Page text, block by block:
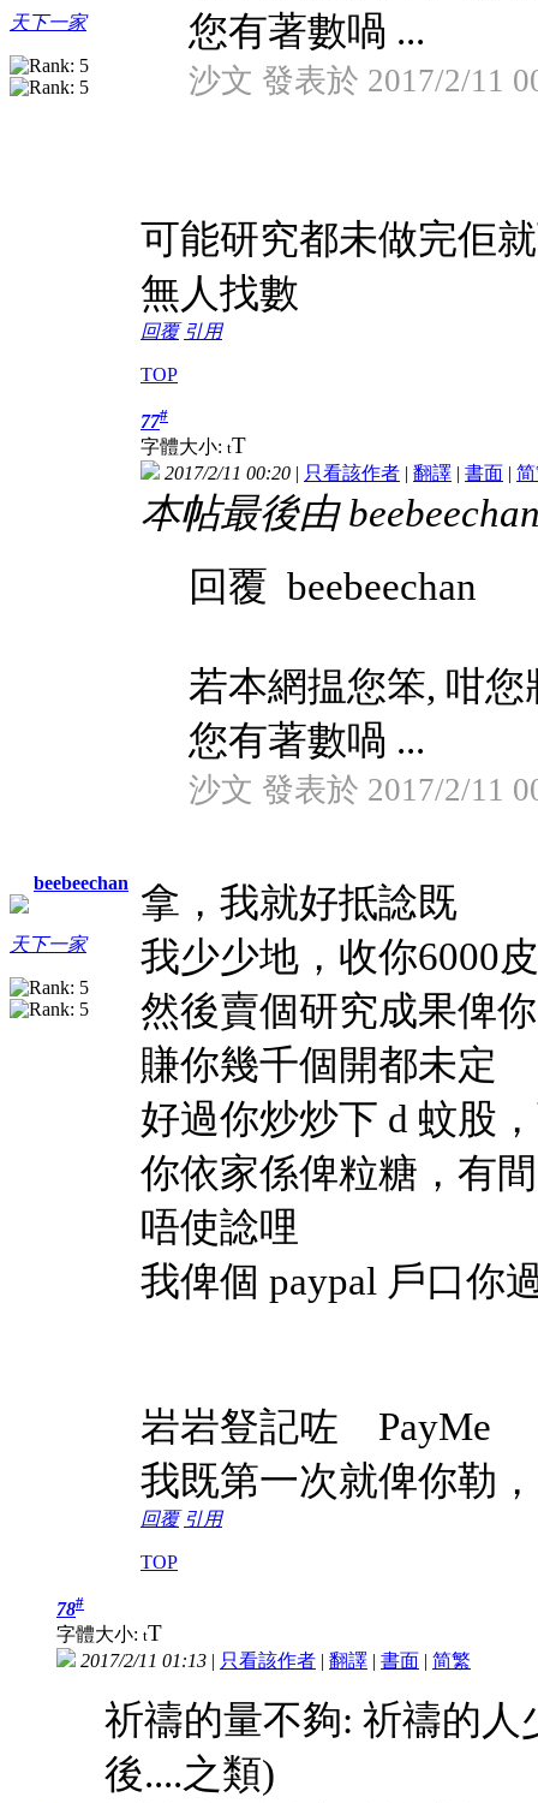
天下一家
您有著數喎 ...
沙文 發表於 2017/2/11
可能研究都未做完佢
無人找數
回覆 引用
TOP
beebeechan
天下一家
77#
字體大小: tT
2017/2/11 00:20 | 只看該作者 | 翻譯 | 書面 | 简
本帖最後由
回覆 beebeechan
若本網揾您笨, 咁您
您有著數喎 ...
沙文 發表於 2017/2/11
拿，我就好抵諗既
我少少地，收你6000皮
然後賣個研究成果俾
賺你幾千個開都未定
好過你炒炒下 d 蚊股
你依家係俾粒糖，有
唔使諗哩
我俾個 paypal 戶口你
岩岩豋記咗 PayMe
我既第一次就俾你勒
回覆 引用
TOP
78#
字體大小: tT
2017/2/11 01:13 | 只看該作者 | 翻譯 | 書面 | 简繁
祈禱的量不夠: 祈禱的人
後....之類)